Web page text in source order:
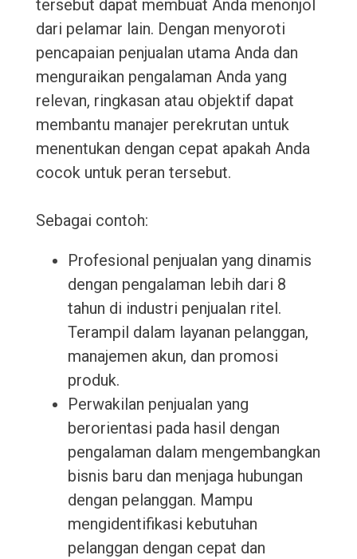
tersebut dapat membuat Anda menonjol
dari pelamar lain. Dengan menyoroti
pencapaian penjualan utama Anda dan
menguraikan pengalaman Anda yang
relevan, ringkasan atau objektif dapat
membantu manajer perekrutan untuk
menentukan dengan cepat apakah Anda
cocok untuk peran tersebut.
Sebagai contoh:
Profesional penjualan yang dinamis
dengan pengalaman lebih dari 8
tahun di industri penjualan ritel.
Terampil dalam layanan pelanggan,
manajemen akun, dan promosi
produk.
Perwakilan penjualan yang
berorientasi pada hasil dengan
pengalaman dalam mengembangkan
bisnis baru dan menjaga hubungan
dengan pelanggan. Mampu
mengidentifikasi kebutuhan
pelanggan dengan cepat dan